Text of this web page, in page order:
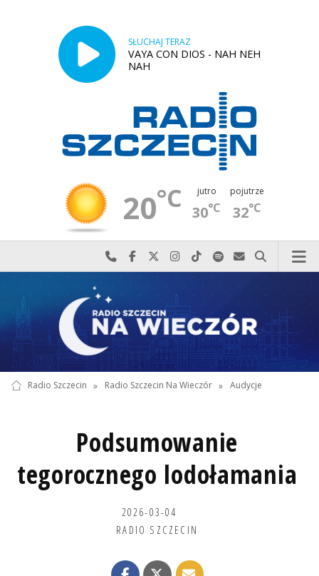
SŁUCHAJ TERAZ
VAYA CON DIOS - NAH NEH
NAH
20°C jutro
30°C
pojutrze
32°C
Najlepiej po prostu do nas zadzwoń
Odwiedź nas na Facebook-u
Odwiedź nas na X
Odwiedź nas na Instagram-ie
Odwiedź nas na TikTok-u
Szukaj nas na Spotify
Wyślij do nas
Szukaj
Radio Szczecin » Radio Szczecin Na Wieczór » Audycje
Podsumowanie
tegorocznego lodołamania
2026-03-04
RADIO SZCZECIN